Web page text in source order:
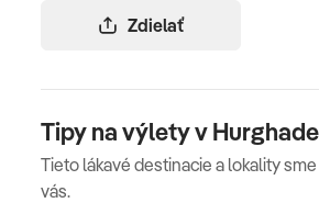
Zdielať
Tipy na výlety v Hurghade
Tieto lákavé destinacie a lokality
vás.